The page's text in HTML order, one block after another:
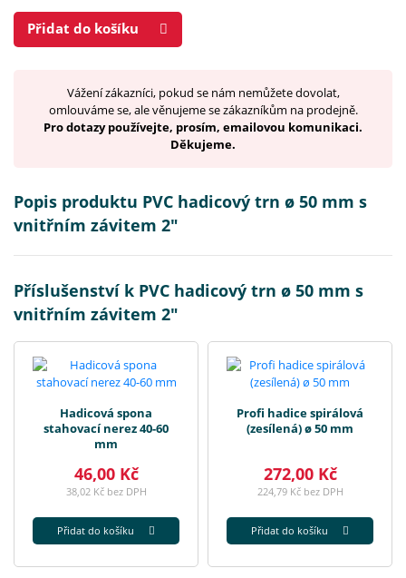
Přidat do košíku
Vážení zákazníci, pokud se nám nemůžete dovolat,
omlouváme se, ale věnujeme se zákazníkům na prodejně.
Pro dotazy používejte, prosím, emailovou komunikaci.
Děkujeme.
Popis produktu PVC hadicový trn ø 50 mm s
vnitřním závitem 2"
Příslušenství k PVC hadicový trn ø 50 mm s
vnitřním závitem 2"
Hadicová spona
stahovací nerez 40-60
mm
46,00 Kč
38,02 Kč bez DPH
Přidat do košíku
Profi hadice spirálová
(zesílená) ø 50 mm
272,00 Kč
224,79 Kč bez DPH
Přidat do košíku